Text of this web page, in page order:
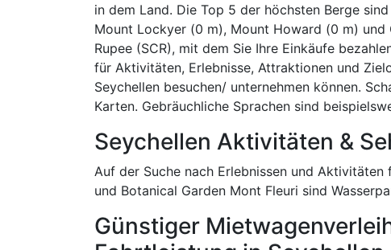
in dem Land. Die Top 5 der höchsten Berge
Mount Lockyer (0 m), Mount Howard (0 m)
Rupee (SCR), mit dem Sie Ihre Einkäufe
für Aktivitäten, Erlebnisse, Attraktionen und
Seychellen besuchen/ unternehmen können.
Karten. Gebräuchliche Sprachen sind
Seychellen Aktivitäten &
Auf der Suche nach Erlebnissen und
und Botanical Garden Mont Fleuri sind
Günstiger